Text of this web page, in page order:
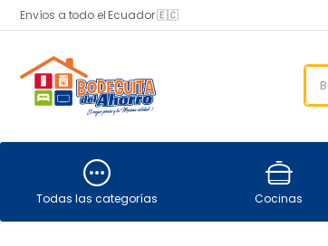
Envíos a todo el Ecuador 🇪🇨
Todas las categorías Cocinas